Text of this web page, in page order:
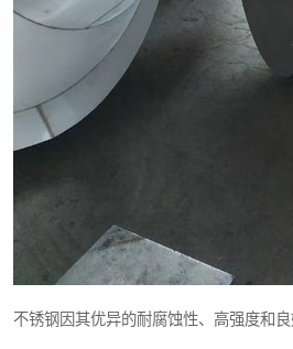
不锈钢因其优异的耐腐蚀性、高强度和